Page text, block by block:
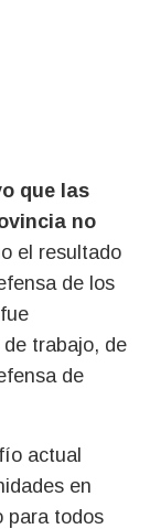
que las
no
el resultado
de los
trabajo, de
de
actual
en
para todos